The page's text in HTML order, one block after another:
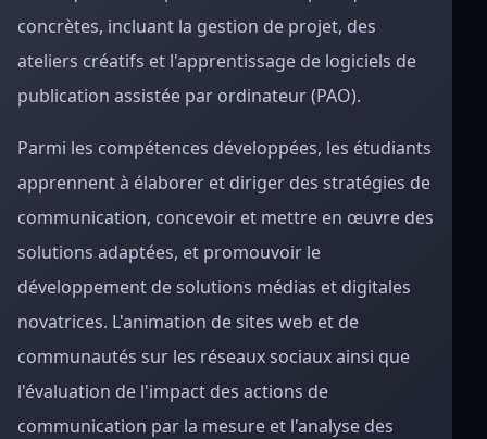
concrètes, incluant la gestion de projet, des
ateliers créatifs et l'apprentissage de logiciels de
publication assistée par ordinateur (PAO).
Parmi les compétences développées, les étudiants
apprennent à élaborer et diriger des stratégies de
communication, concevoir et mettre en œuvre des
solutions adaptées, et promouvoir le
développement de solutions médias et digitales
novatrices. L'animation de sites web et de
communautés sur les réseaux sociaux ainsi que
l'évaluation de l'impact des actions de
communication par la mesure et l'analyse des